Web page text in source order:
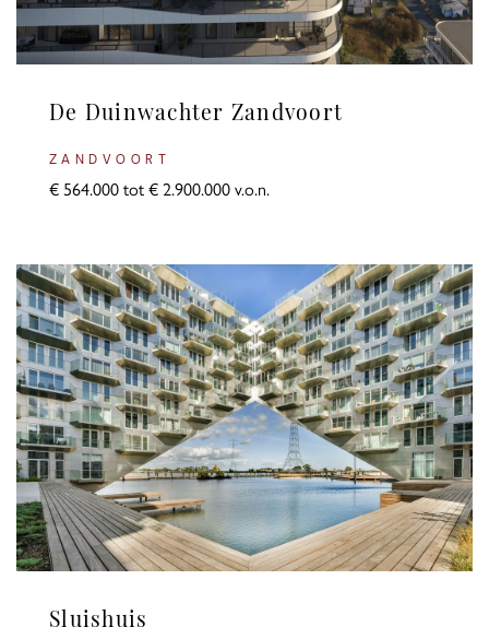
De Duinwachter Zandvoort
ZANDVOORT
€ 564.000 tot € 2.900.000 v.o.n.
Sluishuis